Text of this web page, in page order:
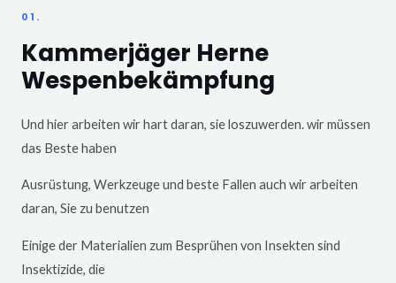
01.
Kammerjäger Herne
Wespenbekämpfung
Und hier arbeiten wir hart daran, sie loszuwerden. wir müssen
das Beste haben
Ausrüstung, Werkzeuge und beste Fallen auch wir arbeiten
daran, Sie zu benutzen
Einige der Materialien zum Besprühen von Insekten sind
Insektizide, die